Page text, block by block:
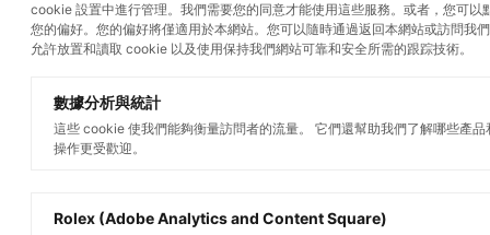
勞力士腕錶
cookie 設置中進行管理。我們需要您的同意才能使用這些服務。或者，您可
您的偏好。您的偏好將僅適用於本網站。您可以隨時通過返回本網站或訪問我
允許放置和讀取 cookie 以及使用保持我們網站可靠和安全所需的跟踪技術。
數據分析與統計
這些 cookie 使我們能夠衡量訪問者的流量。 它們還幫助我們了解哪些產
操作更受歡迎。
Rolex (Adobe Analytics and Content Square)